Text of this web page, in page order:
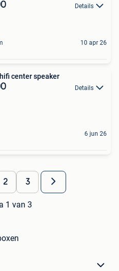
Details
10 apr 26
center speaker
Details
6 jun 26
2 3
1 van 3